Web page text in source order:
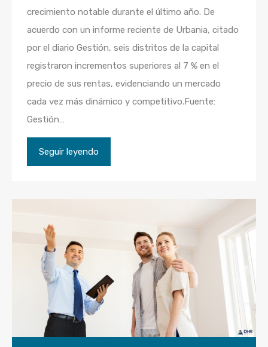
crecimiento notable durante el último año. De
acuerdo con un informe reciente de Urbania, citado
por el diario Gestión, seis distritos de la capital
registraron incrementos superiores al 7 % en el
precio de sus rentas, evidenciando un mercado
cada vez más dinámico y competitivo.Fuente:
Gestión…
Seguir leyendo